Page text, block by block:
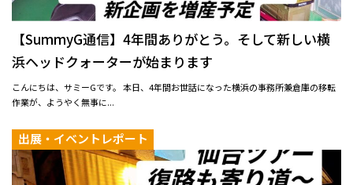
【SummyG通信】4年間ありがとう。そして新しい横
浜ヘッドクォーターが始まります
こんにちは、サミーGです。 本日、4年間お世話になった横浜の事務所兼倉庫の移転
作業が、ようやく無事に...
出展・イベントレポート